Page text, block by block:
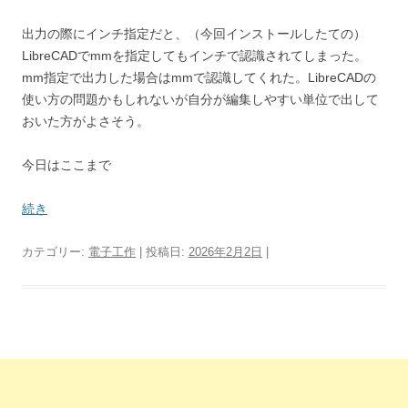
出力の際にインチ指定だと、（今回インストールしたての）
LibreCADでmmを指定してもインチで認識されてしまった。
mm指定で出力した場合はmmで認識してくれた。LibreCADの
使い方の問題かもしれないが自分が編集しやすい単位で出して
おいた方がよさそう。
今日はここまで
続き
カテゴリー: 電子工作 | 投稿日: 2026年2月2日